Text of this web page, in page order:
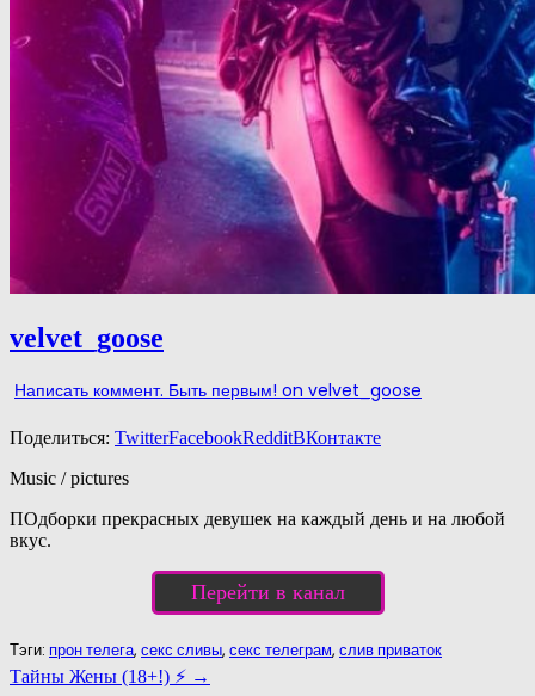
velvet_goose
Написать коммент. Быть первым! on velvet_goose
Поделиться: TwitterFacebookRedditВКонтакте
Music / pictures
ПОдборки прекрасных девушек на каждый день и на любой
вкус.
Перейти в канал
Тэги: прон телега, секс сливы, секс телеграм, слив приваток
Навигация
Тайны Жены (18+!) ⚡️ →